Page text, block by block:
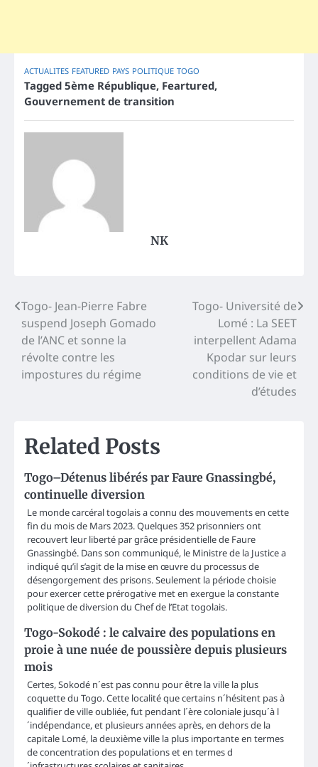
ACTUALITES FEATURED PAYS POLITIQUE TOGO
Tagged 5ème République, Feartured,
Gouvernement de transition
NK
Post
navigation
Togo- Jean-Pierre Fabre
suspend Joseph Gomado
de l’ANC et sonne la
révolte contre les
impostures du régime
Togo- Université de
Lomé : La SEET
interpellent Adama
Kpodar sur leurs
conditions de vie et
d’études
Related Posts
Togo–Détenus libérés par Faure Gnassingbé,
continuelle diversion
Le monde carcéral togolais a connu des mouvements en cette
fin du mois de Mars 2023. Quelques 352 prisonniers ont
recouvert leur liberté par grâce présidentielle de Faure
Gnassingbé. Dans son communiqué, le Ministre de la Justice a
indiqué qu’il s’agit de la mise en œuvre du processus de
désengorgement des prisons. Seulement la période choisie
pour exercer cette prérogative met en exergue la constante
politique de diversion du Chef de l’Etat togolais.
Togo-Sokodé : le calvaire des populations en
proie à une nuée de poussière depuis plusieurs
mois
Certes, Sokodé n´est pas connu pour être la ville la plus
coquette du Togo. Cette localité que certains n´hésitent pas à
qualifier de ville oubliée, fut pendant l´ère coloniale jusqu´à l
´indépendance, et plusieurs années après, en dehors de la
capitale Lomé, la deuxième ville la plus importante en termes
de concentration des populations et en termes d